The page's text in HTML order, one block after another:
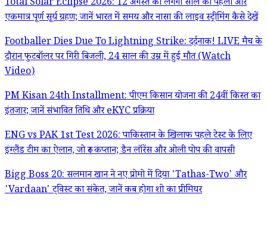
Total Solar Eclipse 2026: 12 अगस्त को लगेगा साल का पहला और
एकमात्र पूर्ण सूर्य ग्रहण; जानें भारत में समय और नासा की लाइव स्ट्रीमिंग कैसे देखें
Footballer Dies Due To Lightning Strike: दर्दनाक! LIVE मैच के
दौरान फुटबॉलर पर गिरी बिजली, 24 साल की उम्र में हुई मौत (Watch
Video)
PM Kisan 24th Installment: पीएम किसान योजना की 24वीं किस्त का
इंतजार; जानें संभावित तिथि और eKYC प्रक्रिया
ENG vs PAK 1st Test 2026: पाकिस्तान के खिलाफ पहले टेस्ट के लिए
इंग्लैंड टीम का ऐलान, जो रूट कप्तान; डैन लॉरेंस और ओली पोप की वापसी
Bigg Boss 20: सलमान खान ने नए प्रोमो में दिया 'Tathas-Two' और
'Vardaan' ट्विस्ट का संकेत, जानें कब होगा शो का प्रीमियर